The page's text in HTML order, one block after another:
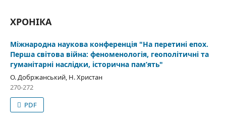
ХРОНІКА
Міжнародна наукова конференція "На перетині епох.
Перша світова війна: феноменологія, геополітичні та
гуманітарні наслідки, історична пам’ять"
О. Добржанський, Н. Христан
270-272
PDF